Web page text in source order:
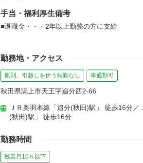
手当・福利厚生備考
■退職金・・・2年以上勤務の方に支給
勤務地・アクセス
原則、引越しを伴う転勤なし 車通勤可
秋田県潟上市天王字追分西2-66
ＪＲ奥羽本線「追分(秋田)駅」 徒歩16分／
(秋田)駅」 徒歩16分
勤務時間
残業月10ｈ以下